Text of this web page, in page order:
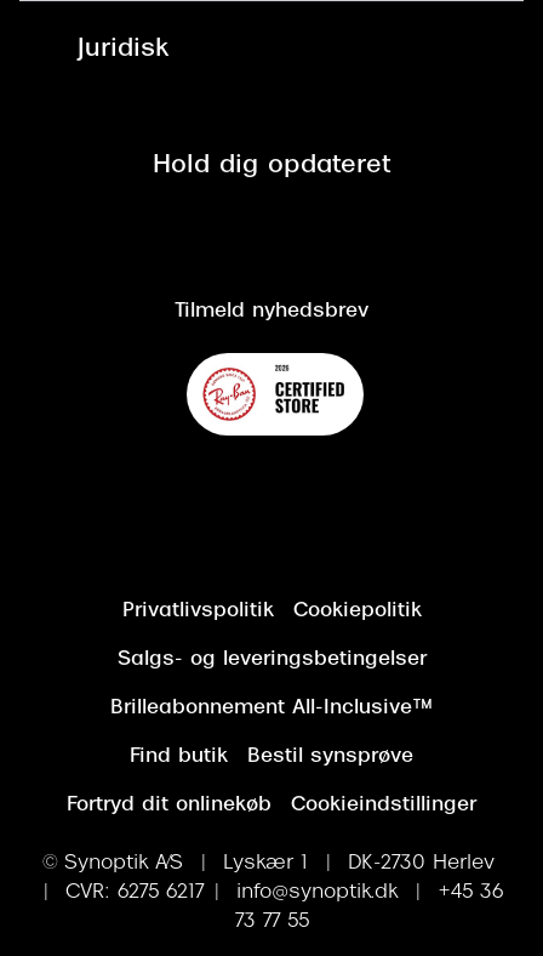
Brilleabonnement All-Inclusive™
Brillerens
Spørgsmål & svar (FAQ)
Juridisk
Cookiepolitik
Hold dig opdateret
Tilmeld nyhedsbrev
Privatlivspolitik Cookiepolitik
Salgs- og leveringsbetingelser
Brilleabonnement All-Inclusive™
Find butik Bestil synsprøve
Fortryd dit onlinekøb Cookieindstillinger
© Synoptik A/S | Lyskær 1 | DK-2730 Herlev
| CVR: 6275 6217 | info@synoptik.dk | +45 36
73 77 55